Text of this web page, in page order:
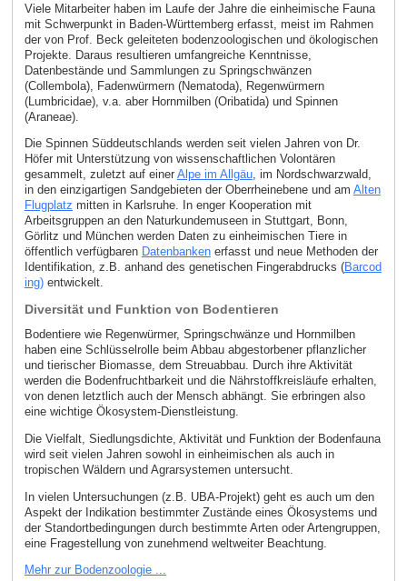
Viele Mitarbeiter haben im Laufe der Jahre die einheimische Fauna
mit Schwerpunkt in Baden-Württemberg erfasst, meist im Rahmen
der von Prof. Beck geleiteten bodenzoologischen und ökologischen
Projekte. Daraus resultieren umfangreiche Kenntnisse,
Datenbestände und Sammlungen zu Springschwänzen
(Collembola), Fadenwürmern (Nematoda), Regenwürmern
(Lumbricidae), v.a. aber Hornmilben (Oribatida) und Spinnen
(Araneae).
Die Spinnen Süddeutschlands werden seit vielen Jahren von Dr.
Höfer mit Unterstützung von wissenschaftlichen Volontären
gesammelt, zuletzt auf einer Alpe im Allgäu, im Nordschwarzwald,
in den einzigartigen Sandgebieten der Oberrheinebene und am Alten
Flugplatz mitten in Karlsruhe. In enger Kooperation mit
Arbeitsgruppen an den Naturkundemuseen in Stuttgart, Bonn,
Görlitz und München werden Daten zu einheimischen Tiere in
öffentlich verfügbaren Datenbankenerfasst und neue Methoden der
Identifikation, z.B. anhand des genetischen Fingerabdrucks (Barcod
ing)entwickelt.
Diversität und Funktion von Bodentieren
Bodentiere wie Regenwürmer, Springschwänze und Hornmilben
haben eine Schlüsselrolle beim Abbau abgestorbener pflanzlicher
und tierischer Biomasse, dem Streuabbau. Durch ihre Aktivität
werden die Bodenfruchtbarkeit und die Nährstoffkreisläufe erhalten,
von denen letztlich auch der Mensch abhängt. Sie erbringen also
eine wichtige Ökosystem-Dienstleistung.
Die Vielfalt, Siedlungsdichte, Aktivität und Funktion der Bodenfauna
wird seit vielen Jahren sowohl in einheimischen als auch in
tropischen Wäldern und Agrarsystemen untersucht.
In vielen Untersuchungen (z.B. UBA-Projekt) geht es auch um den
Aspekt der Indikation bestimmter Zustände eines Ökosystems und
der Standortbedingungen durch bestimmte Arten oder Artengruppen,
eine Fragestellung von zunehmend weltweiter Beachtung.
Mehr zur Bodenzoologie ...